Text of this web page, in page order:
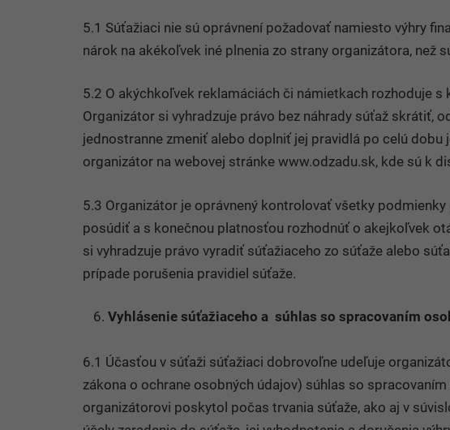
5.1 Súťažiaci nie sú oprávnení požadovať namiesto výhry
nárok na akékoľvek iné plnenia zo strany organizátora, než
5.2 O akýchkoľvek reklamáciách či námietkach rozhoduje
Organizátor si vyhradzuje právo bez náhrady súťaž skrátiť,
jednostranne zmeniť alebo doplniť jej pravidlá po celú dobu
organizátor na webovej stránke www.odzadu.sk, kde sú k
5.3 Organizátor je oprávnený kontrolovať všetky
posúdiť a s konečnou platnosťou rozhodnúť o akejkoľvek
si vyhradzuje právo vyradiť súťažiaceho zo súťaže alebo
prípade porušenia pravidiel súťaže.
Vyhlásenie súťažiaceho a súhlas so spracovaním
6.1 Účasťou v súťaži súťažiaci dobrovoľne udeľuje
zákona o ochrane osobných údajov) súhlas so
organizátorovi poskytol počas trvania súťaže, ako aj v